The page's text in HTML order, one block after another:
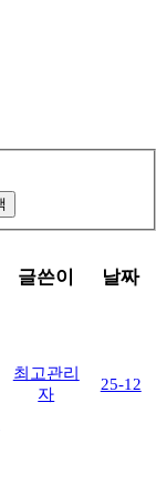
글쓴이 날짜
최고관리
자
25-12